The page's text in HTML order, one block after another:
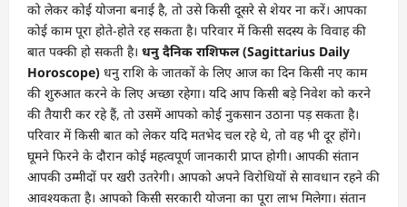
को लेकर कोई योजना बनाई है, तो उसे किसी दूसरे से शेयर ना करें। आपका
कोई काम पूरा होते-होते रह सकता है। परिवार में किसी सदस्य के विवाह की
बात पक्की हो सकती है। धनु दैनिक राशिफल (Sagittarius Daily
Horoscope) धनु राशि के जातकों के लिए आज का दिन किसी नए काम
की शुरुआत करने के लिए अच्छा रहेगा। यदि आप किसी बड़े निवेश को करने
की तैयारी कर रहे हैं, तो उसमें आपको कोई नुकसान उठाना पड़ सकता है।
परिवार में किसी बात को लेकर यदि मतभेद चल रहे थे, तो वह भी दूर होंगे।
घूमने फिरने के दौरान कोई महत्वपूर्ण जानकारी प्राप्त होगी। आपकी संतान
आपकी उम्मीदों पर खरी उतरेगी। आपको अपने विरोधियों से सावधान रहने की
आवश्यकता है। आपको किसी सरकारी योजना का पूरा लाभ मिलेगा। संतान